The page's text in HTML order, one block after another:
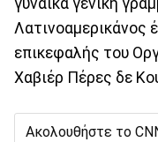
Λατινοαμερικάνος
επικεφαλής του
Χαβιέρ Πέρες δε
Ακολουθήστε το